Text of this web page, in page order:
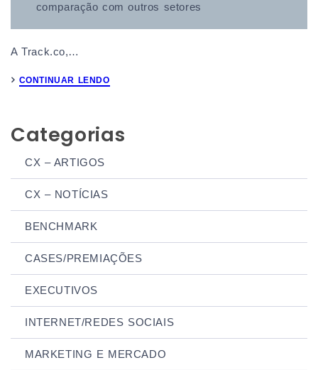
Categorias
CX – ARTIGOS
CX – NOTÍCIAS
BENCHMARK
CASES/PREMIAÇÕES
EXECUTIVOS
INTERNET/REDES SOCIAIS
MARKETING E MERCADO
comparação com outros setores
A Track.co,…
CONTINUAR LENDO